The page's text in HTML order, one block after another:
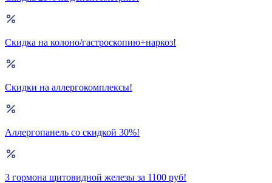
Скидка на колоно/гастроскопию+наркоз!
Скидки на аллергокомплексы!
Аллергопанель со скидкой 30%!
3 гормона щитовидной железы за 1100 руб!